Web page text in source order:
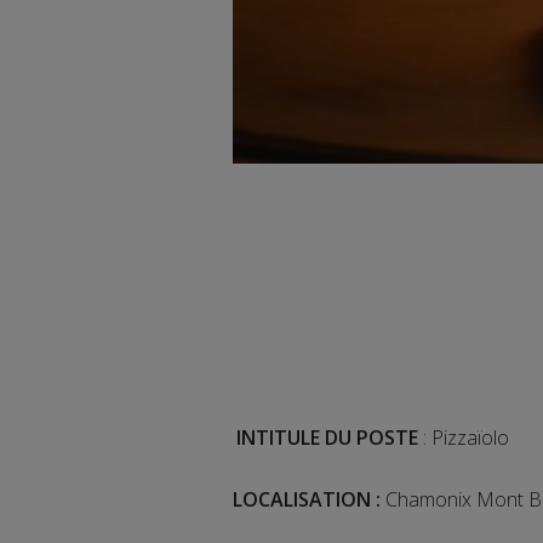
INTITULE DU POSTE : Pizzaïolo
LOCALISATION : Chamonix Mont